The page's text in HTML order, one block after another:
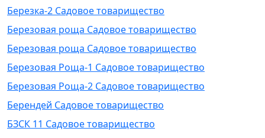
Березка-2 Садовое товарищество
Березовая роща Садовое товарищество
Березовая роща Садовое товарищество
Березовая Роща-1 Садовое товарищество
Березовая Роща-2 Садовое товарищество
Берендей Садовое товарищество
БЗСК 11 Садовое товарищество